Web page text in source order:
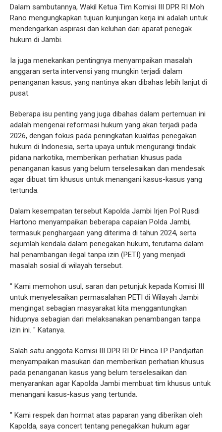
Dalam sambutannya, Wakil Ketua Tim Komisi III DPR RI Moh
Rano mengungkapkan tujuan kunjungan kerja ini adalah untuk
mendengarkan aspirasi dan keluhan dari aparat penegak
hukum di Jambi.
Ia juga menekankan pentingnya menyampaikan masalah
anggaran serta intervensi yang mungkin terjadi dalam
penanganan kasus, yang nantinya akan dibahas lebih lanjut di
pusat.
Beberapa isu penting yang juga dibahas dalam pertemuan ini
adalah mengenai reformasi hukum yang akan terjadi pada
2026, dengan fokus pada peningkatan kualitas penegakan
hukum di Indonesia, serta upaya untuk mengurangi tindak
pidana narkotika, memberikan perhatian khusus pada
penanganan kasus yang belum terselesaikan dan mendesak
agar dibuat tim khusus untuk menangani kasus-kasus yang
tertunda.
Dalam kesempatan tersebut Kapolda Jambi Irjen Pol Rusdi
Hartono menyampaikan beberapa capaian Polda Jambi,
termasuk penghargaan yang diterima di tahun 2024, serta
sejumlah kendala dalam penegakan hukum, terutama dalam
hal penambangan ilegal tanpa izin (PETI) yang menjadi
masalah sosial di wilayah tersebut.
" Kami memohon usul, saran dan petunjuk kepada Komisi III
untuk menyelesaikan permasalahan PETI di Wilayah Jambi
mengingat sebagian masyarakat kita menggantungkan
hidupnya sebagian dari melaksanakan penambangan tanpa
izin ini. " Katanya.
Salah satu anggota Komisi III DPR RI Dr Hinca I.P Pandjaitan
menyampaikan masukan dan memberikan perhatian khusus
pada penanganan kasus yang belum terselesaikan dan
menyarankan agar Kapolda Jambi membuat tim khusus untuk
menangani kasus-kasus yang tertunda.
" Kami respek dan hormat atas paparan yang diberikan oleh
Kapolda, saya concert tentang penegakkan hukum agar